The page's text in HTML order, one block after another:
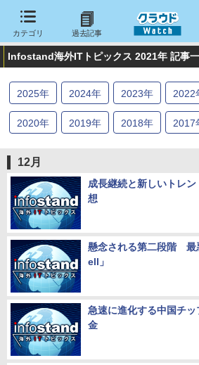
カテゴリ 過去記事
Infostand海外ITトピックス 2021年 記事
2025年 2024年 2023年 2022
2020年 2019年 2018年 2017
2010年 2009年 2008年 2007
2005年
12月
成長継続と新しいトレ
想
懸念される第二段階 最
ell」
急速に進化する中国チ
金